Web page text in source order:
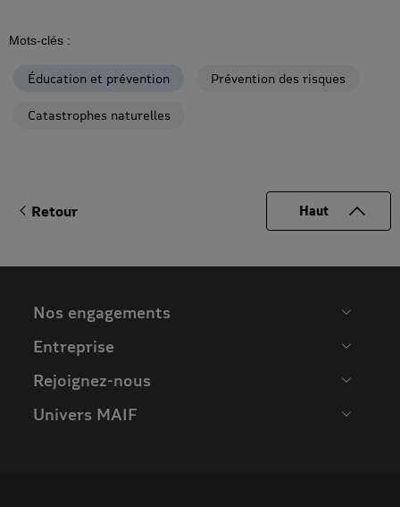
Mots-clés :
Éducation et prévention Prévention des risques
Catastrophes naturelles
Retour Haut
Nos engagements
Entreprise
Rejoignez-nous
Univers MAIF